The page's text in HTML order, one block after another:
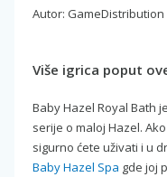
Autor: GameDistribution
Više igrica poput
Baby Hazel Royal Bath
serije o maloj Hazel.
sigurno ćete uživati i u
Baby Hazel Spa gde joj